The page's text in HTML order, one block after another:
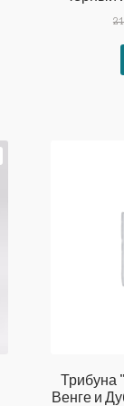
Венге и